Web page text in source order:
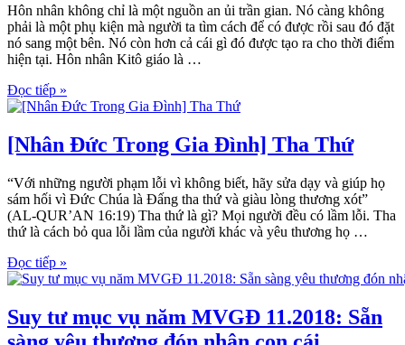
Hôn nhân không chỉ là một nguồn an ủi trần gian. Nó càng không
phải là một phụ kiện mà người ta tìm cách để có được rồi sau đó đặt
nó sang một bên. Nó còn hơn cả cái gì đó được tạo ra cho thời điểm
hiện tại. Hôn nhân Kitô giáo là …
Đọc tiếp »
[Nhân Đức Trong Gia Đình] Tha Thứ
“Với những người phạm lỗi vì không biết, hãy sửa dạy và giúp họ
sám hối vì Đức Chúa là Đấng tha thứ và giàu lòng thương xót”
(AL-QUR’AN 16:19) Tha thứ là gì? Mọi người đều có lầm lỗi. Tha
thứ là cách bỏ qua lỗi lầm của người khác và yêu thương họ …
Đọc tiếp »
Suy tư mục vụ năm MVGĐ 11.2018: Sẵn